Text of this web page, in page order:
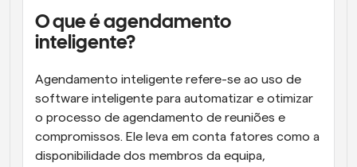
O que é agendamento
inteligente?
Agendamento inteligente refere-se ao uso de
software inteligente para automatizar e otimizar
o processo de agendamento de reuniões e
compromissos. Ele leva em conta fatores como a
disponibilidade dos membros da equipa,